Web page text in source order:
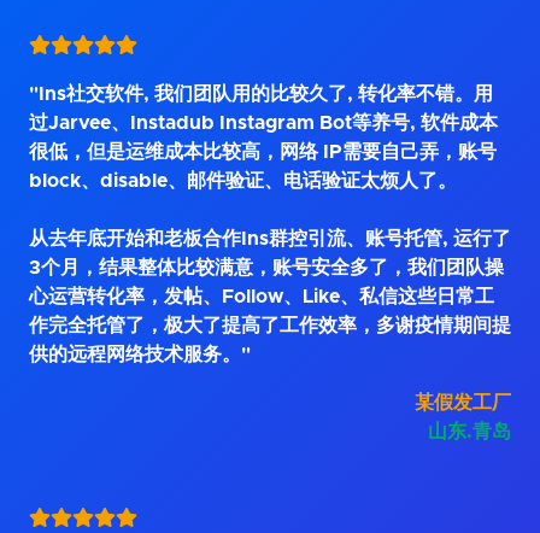
"Ins社交软件, 我们团队用的比较久了, 转化率不错。用
过Jarvee、Instadub Instagram Bot等养号, 软件成本
很低，但是运维成本比较高，网络 IP需要自己弄，账号
block、disable、邮件验证、电话验证太烦人了。
从去年底开始和老板合作Ins群控引流、账号托管, 运行了
3个月，结果整体比较满意，账号安全多了，我们团队操
心运营转化率，发帖、Follow、Like、私信这些日常工
作完全托管了，极大了提高了工作效率，多谢疫情期间提
供的远程网络技术服务。"
某假发工厂
山东.青岛